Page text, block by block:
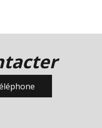
(83120)